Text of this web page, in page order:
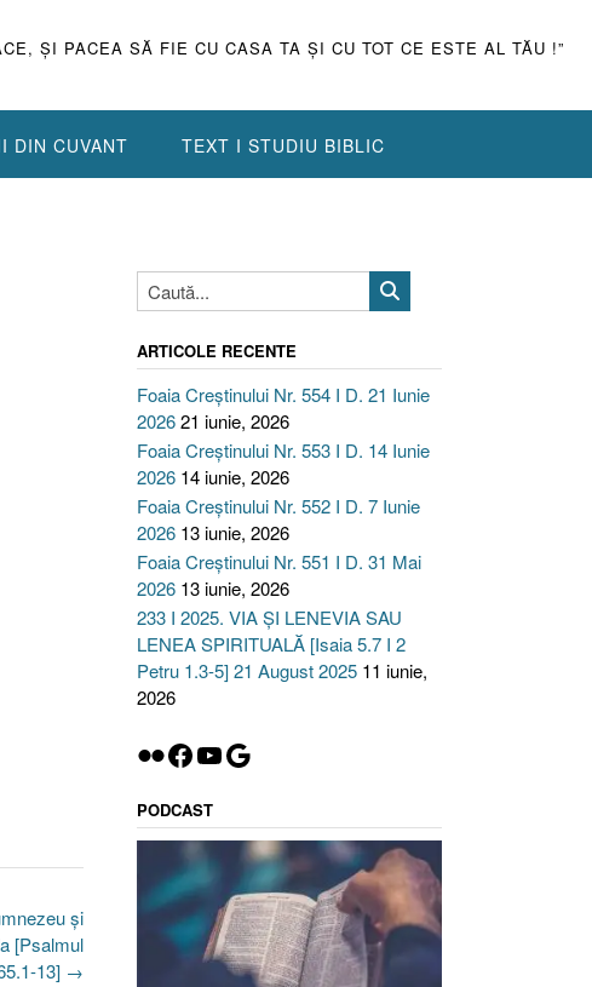
ŞI PACEA SĂ FIE CU CASA TA ŞI CU TOT CE ESTE AL TĂU !”
DIN CUVANT TEXT I STUDIU BIBLIC
şi
[Psalmul
13] →
ARTICOLE RECENTE
Foaia Creștinului Nr. 554 I D. 21 Iunie
202621 iunie, 2026
Foaia Creștinului Nr. 553 I D. 14 Iunie
2026 14 iunie, 2026
Foaia Creștinului Nr. 552 I D. 7 Iunie
2026 13 iunie, 2026
Foaia Creștinului Nr. 551 I D. 31 Mai
2026 13 iunie, 2026
233 I 2025. VIA ȘI LENEVIA SAU
LENEA SPIRITUALĂ [Isaia 5.7 I 2
Petru 1.3-5] 21 August 2025 11 iunie,
2026
Flickr
Facebook
YouTube
Google
PODCAST